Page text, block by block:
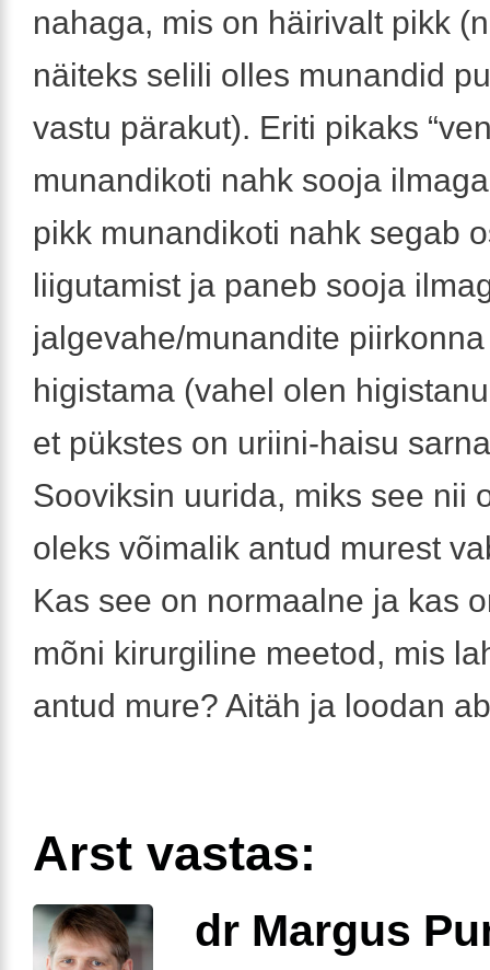
nahaga, mis on häirivalt pikk
näiteks selili olles munandid
vastu pärakut). Eriti pikaks
munandikoti nahk sooja
pikk munandikoti nahk segab
liigutamist ja paneb sooja
jalgevahe/munandite
higistama (vahel olen
et pükstes on uriini-haisu
Sooviksin uurida, miks see nii
oleks võimalik antud murest
Kas see on normaalne ja kas
mõni kirurgiline meetod, mis
antud mure? Aitäh ja loodan
Arst vastas:
dr Margus